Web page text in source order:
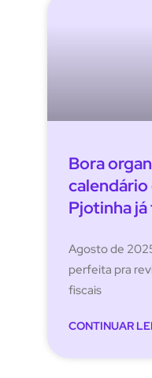
Bora
Pjotinha já
Agosto de
perfeita pra
fiscais
CONTINUAR